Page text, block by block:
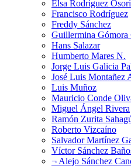
Elsa Rodríguez
Francisco Rodríguez
Freddy Sánchez
Guillermina Gómora
Hans Salazar
Humberto Mares N.
Jorge Luis Galicia
José Luis Montañez
Luis Muñoz
Mauricio Conde
Miguel Ángel Rivera
Ramón Zurita
Roberto Vizcaíno
Salvador Martínez
Víctor Sánchez
¬ Alejo Sánchez